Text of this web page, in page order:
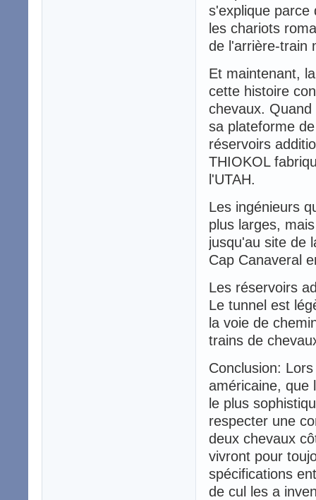
s'explique parce
les chariots
de l'arrière-train
Et maintenant,
cette histoire
chevaux.
sa plateforme
réservoirs
THIOKOL
l'UTAH.
Les ingénieurs
plus larges,
jusqu'au site de
Cap Canaveral
Les réservoirs
Le tunnel est
la voie de
trains de
Conclusion:
américaine, que
le plus
respecter une
deux chevaux
vivront pour
spécifications
de cul les a